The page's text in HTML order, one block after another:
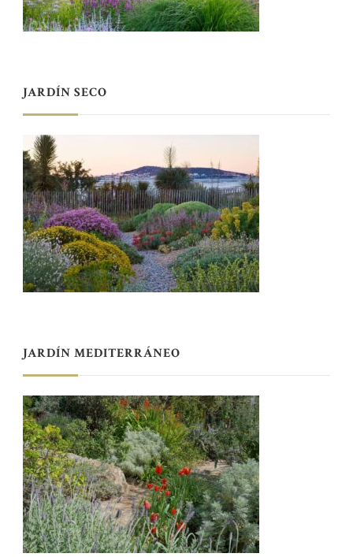
JARDÍN SECO
JARDÍN MEDITERRÁNEO